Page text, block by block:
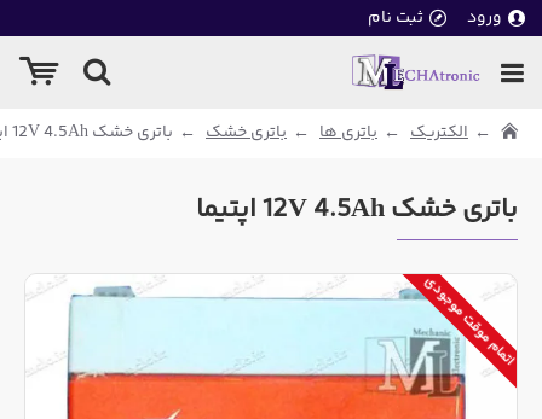
ورود ثبت نام
الکتریک باتری ها باتری خشک باتری خشک 12V 4.5Ah اپتیما
باتری خشک 12V 4.5Ah اپتیما
اتمام موقت موجودی